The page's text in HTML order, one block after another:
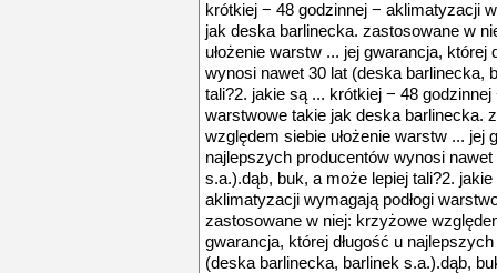
krótkiej − 48 godzinnej − aklimatyzacji
jak deska barlinecka. zastosowane w
ułożenie warstw ... jej gwarancja,
wynosi nawet 30 lat (deska barlinecka,
tali?2. jakie są ... krótkiej − 48
warstwowe takie jak deska barlinecka.
względem siebie ułożenie warstw ... jej
najlepszych producentów wynosi
s.a.).dąb, buk, a może lepiej tali?2.
aklimatyzacji wymagają podłogi
zastosowane w niej: krzyżowe
gwarancja, której długość u
(deska barlinecka, barlinek s.a.).dąb,